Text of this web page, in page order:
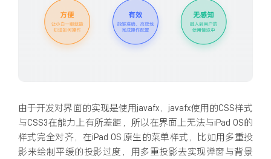
由于开发对界面的实现是使用javafx，javafx使用的CSS样式
与CSS3在能力上有所差距，所以在界面上无法与iPad OS的
样式完全对齐，在iPad OS 原生的菜单样式，比如用多重投
影来绘制平缓的投影过度，用多重投影去实现弹窗与背景